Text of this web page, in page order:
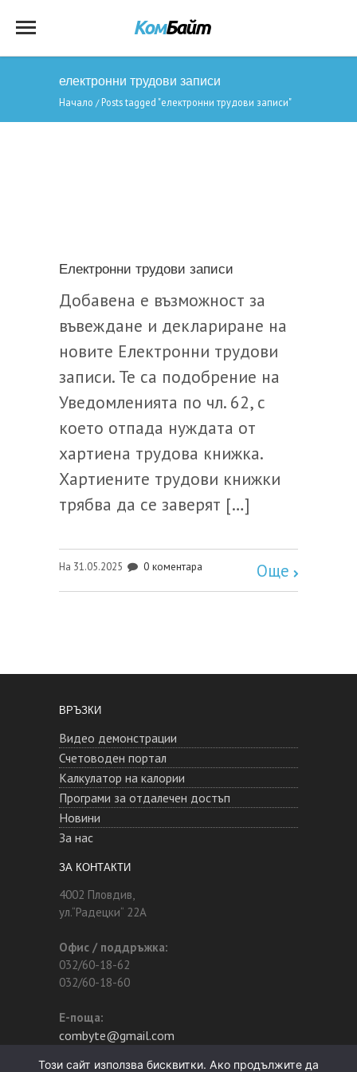
електронни трудови записи
Начало / Posts tagged "електронни трудови записи"
Електронни трудови записи
Добавена е възможност за
въвеждане и деклариране на
новите Електронни трудови
записи. Те са подобрение на
Уведомленията по чл. 62, с
което отпада нуждата от
хартиена трудова книжка.
Хартиените трудови книжки
трябва да се заверят […]
На 31.05.2025 0 коментара Още
ВРЪЗКИ
Видео демонстрации
Счетоводен портал
Калкулатор на калории
Програми за отдалечен достъп
Новини
За нас
ЗА КОНТАКТИ
4002 Пловдив,
ул.“Радецки“ 22А
Офис / поддръжка:
032/60-18-62
032/60-18-60
Е-поща:
combyte@gmail.com
Този сайт използва бисквитки. Ако продължите да